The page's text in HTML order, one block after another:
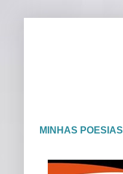
MINHAS POESIAS